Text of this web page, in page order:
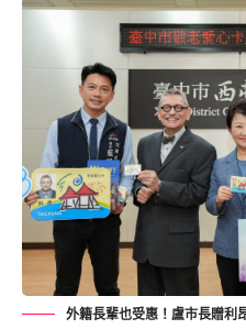
外籍長輩也受惠！盧市長贈利